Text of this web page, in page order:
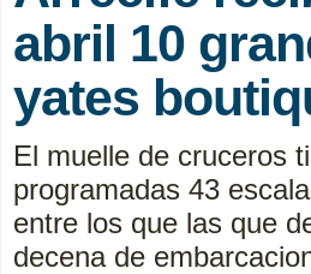
abril 10
yates
El muelle de cruceros
programadas 43
entre los que las que
decena de